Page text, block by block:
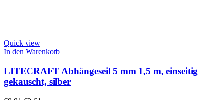
Quick view
In den Warenkorb
LITECRAFT Abhängeseil 5 mm 1,5 m, einseitig
gekauscht, silber